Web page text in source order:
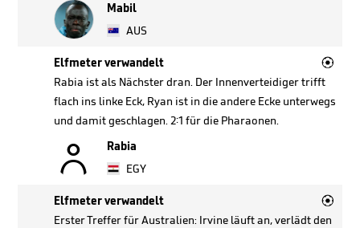
Mabil
AUS
Elfmeter verwandelt 
Rabia ist als Nächster dran. Der Innenverteidiger trifft
flach ins linke Eck, Ryan ist in die andere Ecke unterwegs
und damit geschlagen. 2:1 für die Pharaonen.

Rabia
EGY
Elfmeter verwandelt 
Erster Treffer für Australien: Irvine läuft an, verlädt den